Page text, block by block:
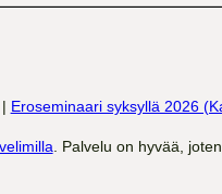
Eroseminaari syksyllä 2026
. Palvelu on hyvää,